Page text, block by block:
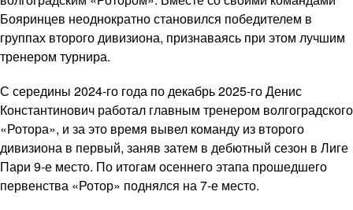
Бояринцев неоднократно становился победителем в
группах второго дивизиона, признаваясь при этом лучшим
тренером турнира.
С середины 2024-го года по декабрь 2025-го Денис
Константинович работал главным тренером волгоградского
«Ротора», и за это время вывел команду из второго
дивизиона в первый, заняв затем в дебютный сезон в Лиге
Пари 9-е место. По итогам осеннего этапа прошедшего
первенства «Ротор» поднялся на 7-е место.